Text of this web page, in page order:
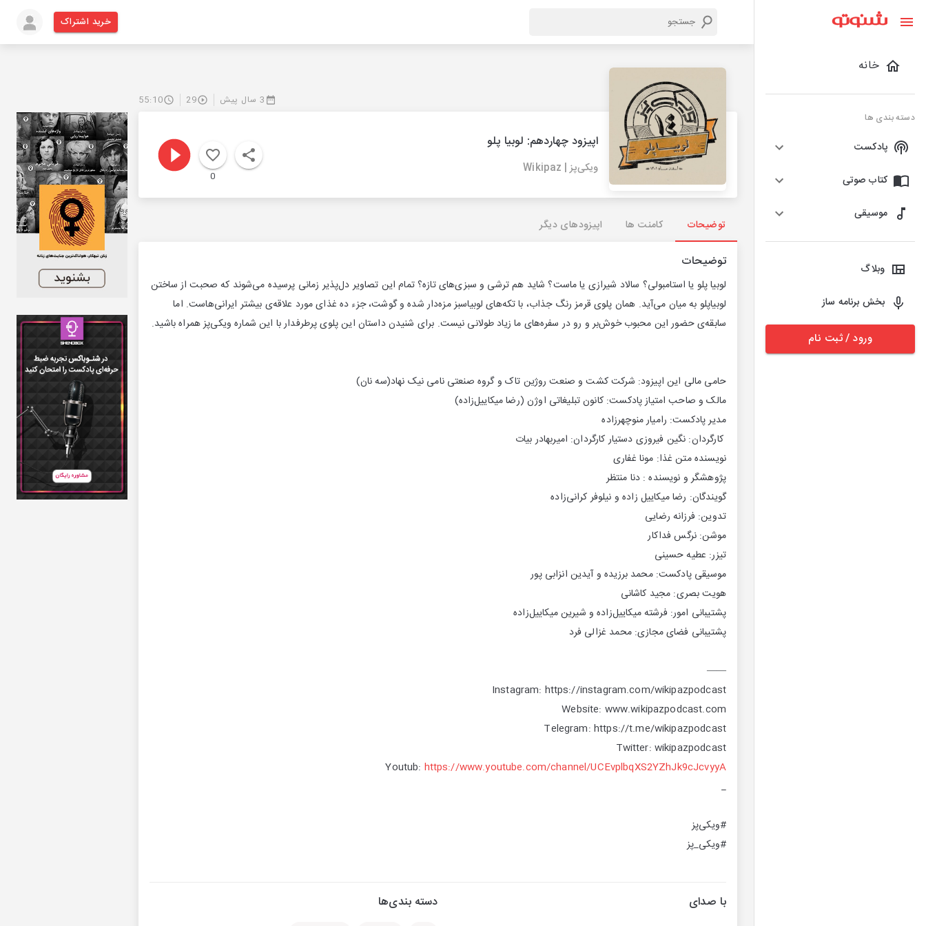
خانه
دسته بندی ها
پادکست
کتاب صوتی
موسیقی
وبلاگ
بخش برنامه ساز
ورود / ثبت نام
خرید اشتراک
3 سال پیش 29
55:10
اپیزود چهاردهم: لوبیا پلو
ویکی‌پز | Wikipaz
0
توضیحات کامنت ها اپیزودهای دیگر
توضیحات
لوبیا پلو یا استامبولی؟ سالاد شیرازی یا ماست؟ شاید هم ترشی و سبزی‌های تازه؟ تمام این تصاویر دل‌پذیر زمانی پرسیده می‌شوند که صحبت از ساختن
لوبیاپلو به میان می‌آید. همان پلوی قرمز رنگ جذاب، با تکه‌های لوبیاسبز مزه‌دار شده و گوشت، جزء ده غذای مورد علاقه‌ی بیشتر ایرانی‌هاست. اما
سابقه‌ی حضور این محبوب خوش‌بر و رو در سفره‌های ما زیاد طولانی نیست. برای شنیدن داستان این پلوی پرطرفدار با این شماره ویکی‌پز همراه باشید.
حامی مالی این اپیزود: شرکت کشت و صنعت روژین‌ تاک و گروه صنعتی نامی نیک نهاد(سه نان)
مالک و صاحب امتیاز پادکست: کانون تبلیغاتی اوژن (رضا میکاییل‌زاده)
مدیر پادکست: رامیار منوچهرزاده
کارگردان: نگین فیروزی دستیار کارگردان: امیربهادر بیات
نویسنده متن غذا: مونا غفاری
پژوهشگر و نویسنده : دنا منتظر
گویندگان: رضا میکاییل زاده و نیلوفر کرانی‌زاده
تدوین: فرزانه رضایی
موشن‌: نرگس فداکار
تیزر: عطیه حسینی
موسیقی پادکست: محمد برزیده و آیدین انزابی پور
هویت بصری: مجید کاشانی
پشتیبانی امور: فرشته میکاییل‌زاده و شیرین میکاییل‌زاده
پشتیبانی فضای مجازی: محمد غزالی فرد
——
Instagram: https://instagram.com/wikipazpodcast
Twitter: wikipazpodcast
Youtub: https://www.youtube.com/channel/UCEvplbqXS2YZhJk9cJcvyyA
_
#ویکی‌پز
#ویکی_پز
با صدای دسته بندی‌ها